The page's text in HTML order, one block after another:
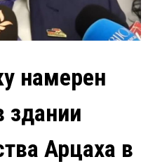
намерен
здании
Арцаха в